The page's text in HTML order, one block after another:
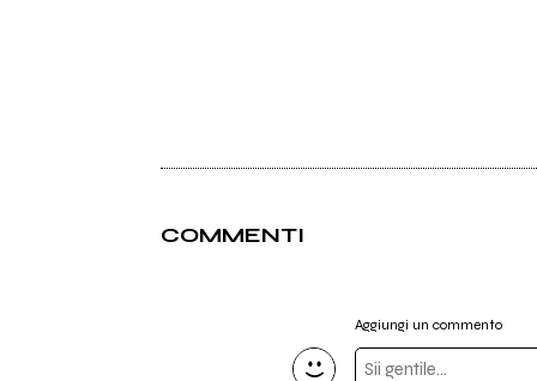
COMMENTI
Aggiungi un commento